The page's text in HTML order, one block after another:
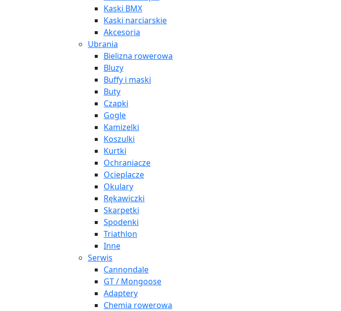
Kaski BMX
Kaski narciarskie
Akcesoria
Ubrania
Bielizna rowerowa
Bluzy
Buffy i maski
Buty
Czapki
Gogle
Kamizelki
Koszulki
Kurtki
Ochraniacze
Ocieplacze
Okulary
Rękawiczki
Skarpetki
Spodenki
Triathlon
Inne
Serwis
Cannondale
GT / Mongoose
Adaptery
Chemia rowerowa